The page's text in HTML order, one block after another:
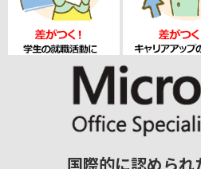
国際的に認められ